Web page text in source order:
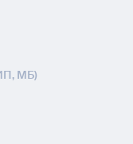
МБ)